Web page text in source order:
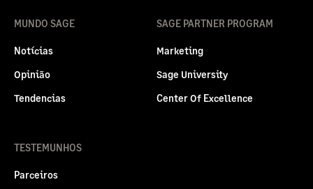
MUNDO SAGE
Notícias
Opinião
Tendencias
SAGE PARTNER PROGRAM
Marketing
Sage University
Center Of Excellence
TESTEMUNHOS
Parceiros